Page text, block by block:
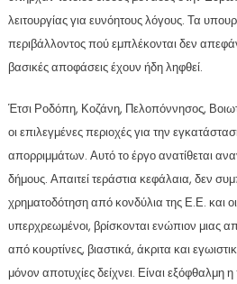
λειτουργίας για ευνόητους λόγους. Τα
περιβάλλοντος πού εμπλέκονται δεν
βασικές αποφάσεις έχουν ήδη ληφθεί.
Έτσι Ροδόπη, Κοζάνη, Πελοπόννησος,
οι επιλεγμένες περιοχές για την
απορριμμάτων. Αυτό το έργο ανατίθεται
δήμους. Απαιτεί τεράστια κεφάλαια, δεν
χρηματοδότηση από κονδύλια της Ε.Ε. και
υπερχρεωμένοι, βρίσκονται ενώπιον μιας
από κουρτίνες, βιαστικά, άκριτα και
μόνον αποτυχίες δείχνει. Είναι